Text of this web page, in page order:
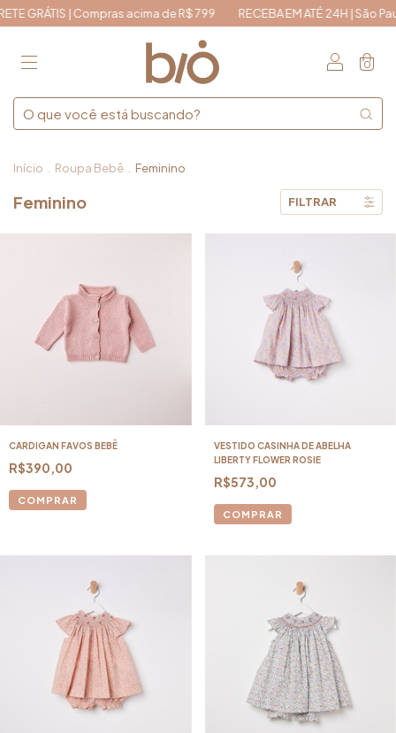
| Compras acima de R$ 799 RECEBA EM ATÉ 24H | São Paulo e
0
Início Roupa Bebê Feminino
Feminino FILTRAR
CARDIGAN FAVOS BEBÊ
R$390,00
COMPRAR
VESTIDO CASINHA DE ABELHA
LIBERTY FLOWER ROSIE
R$573,00
COMPRAR